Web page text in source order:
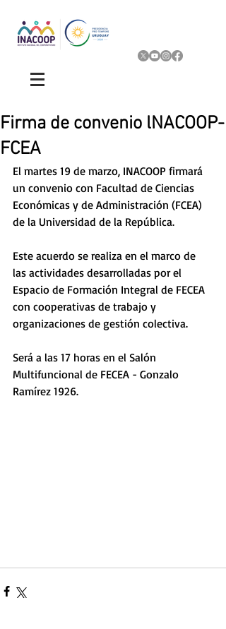
Firma de convenio lNACOOP-
FCEA
El martes 19 de marzo, INACOOP firmará
un convenio con Facultad de Ciencias
Económicas y de Administración (FCEA)
de la Universidad de la República.
Este acuerdo se realiza en el marco de
las actividades desarrolladas por el
Espacio de Formación Integral de FECEA
con cooperativas de trabajo y
organizaciones de gestión colectiva.
Será a las 17 horas en el Salón
Multifuncional de FECEA - Gonzalo
Ramírez 1926.